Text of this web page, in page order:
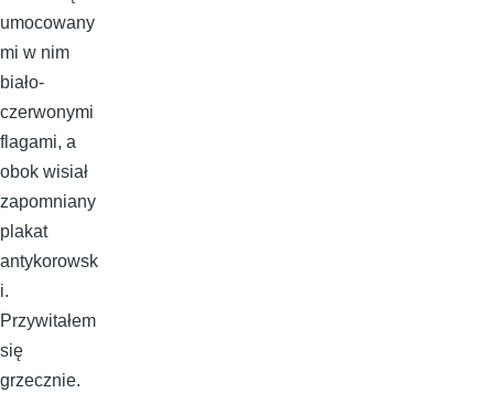
umocowany
mi w nim
biało-
czerwonymi
flagami, a
obok wisiał
zapomniany
plakat
antykorowsk
i.
Przywitałem
się
grzecznie.